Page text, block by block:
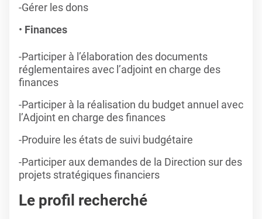
-Gérer les dons
Finances
-Participer à l’élaboration des documents
réglementaires avec l’adjoint en charge des
finances
-Participer à la réalisation du budget annuel avec
l’Adjoint en charge des finances
-Produire les états de suivi budgétaire
-Participer aux demandes de la Direction sur des
projets stratégiques financiers
Le profil recherché